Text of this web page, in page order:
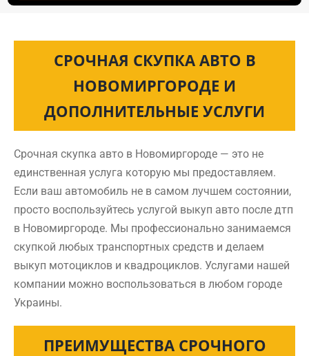
СРОЧНАЯ СКУПКА АВТО В
НОВОМИРГОРОДЕ И
ДОПОЛНИТЕЛЬНЫЕ УСЛУГИ
Срочная скупка авто в Новомиргороде — это не
единственная услуга которую мы предоставляем.
Если ваш автомобиль не в самом лучшем состоянии,
просто воспользуйтесь услугой выкуп авто после дтп
в Новомиргороде. Мы профессионально занимаемся
скупкой любых транспортных средств и делаем
выкуп мотоциклов и квадроциклов. Услугами нашей
компании можно воспользоваться в любом городе
Украины.
ПРЕИМУЩЕСТВА СРОЧНОГО